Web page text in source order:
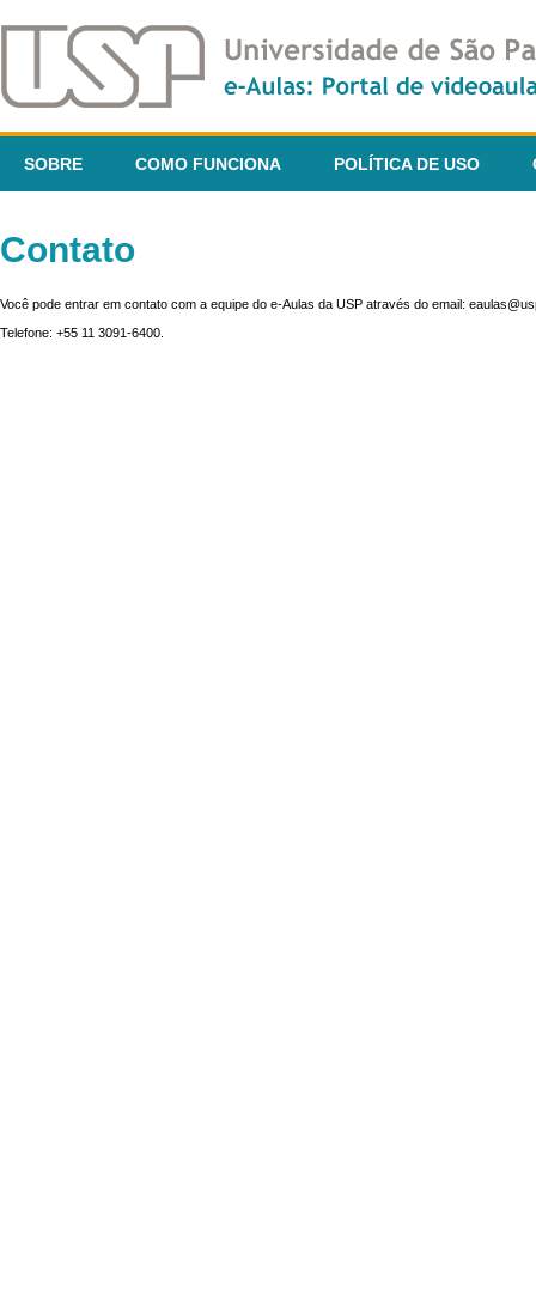
SOBRE COMO FUNCIONA POLÍTICA DE USO
Contato
Você pode entrar em contato com a equipe do e-Aulas da USP através do email:
Telefone: +55 11 3091-6400.